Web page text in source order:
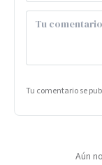
Tu comentario se
Aún